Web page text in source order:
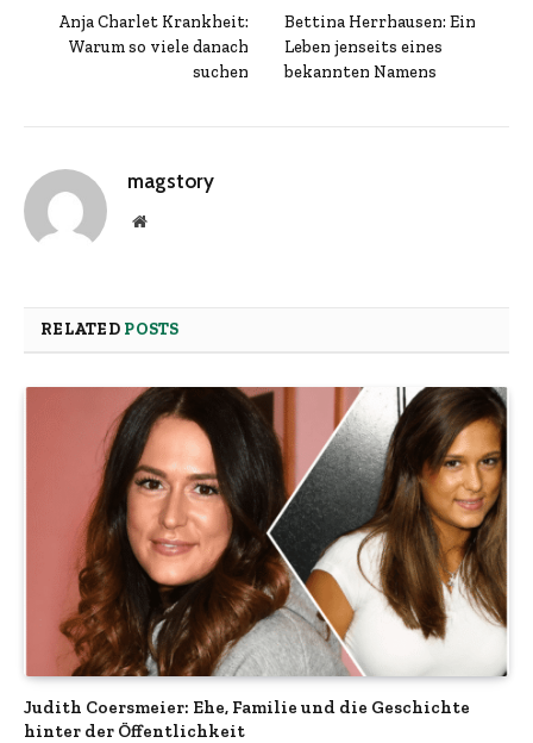
Anja Charlet Krankheit:
Warum so viele danach
suchen
Bettina Herrhausen: Ein
Leben jenseits eines
bekannten Namens
magstory
Website
RELATED POSTS
Judith Coersmeier: Ehe, Familie und die Geschichte
hinter der Öffentlichkeit